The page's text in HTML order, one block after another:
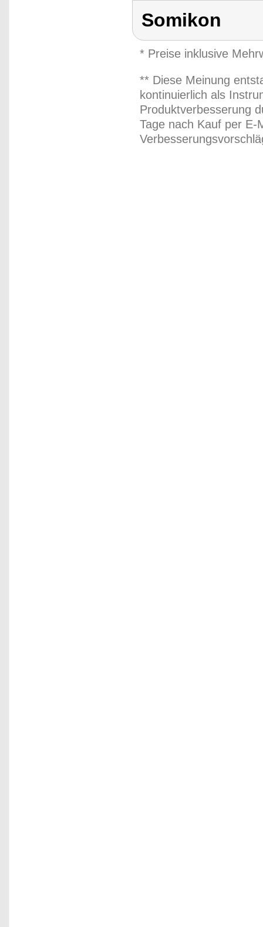
Somikon
* Preise inklusive
** Diese Meinung
kontinuierlich als
Produktverbesserung
Tage nach Kauf per E-